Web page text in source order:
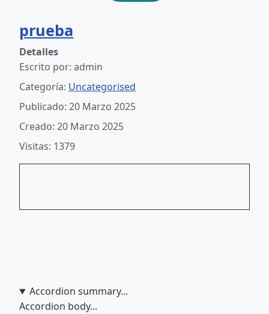
prueba
Detalles
Escrito por: admin
Categoría: Uncategorised
Publicado: 20 Marzo 2025
Creado: 20 Marzo 2025
Visitas: 1379
Accordion summary...
Accordion body...